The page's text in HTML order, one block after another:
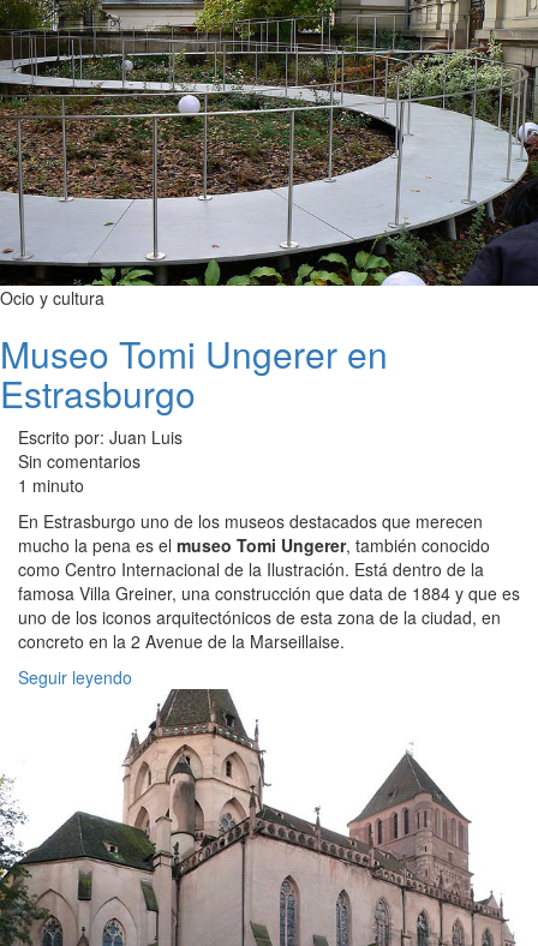
Ocio y cultura
Museo Tomi Ungerer en
Estrasburgo
Escrito por: Juan Luis
Sin comentarios
1 minuto
En Estrasburgo uno de los museos destacados que merecen
mucho la pena es el museo Tomi Ungerer, también conocido
como Centro Internacional de la Ilustración. Está dentro de la
famosa Villa Greiner, una construcción que data de 1884 y que es
uno de los iconos arquitectónicos de esta zona de la ciudad, en
concreto en la 2 Avenue de la Marseillaise.
Seguir leyendo